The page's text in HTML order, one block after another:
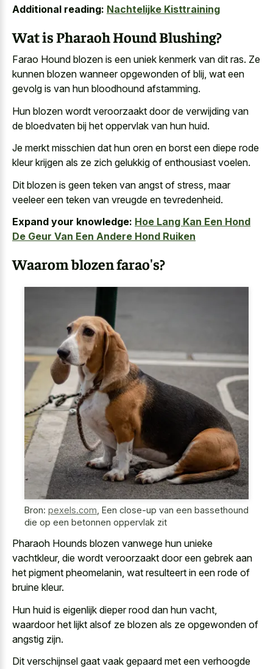
Additional reading: Nachtelijke Kisttraining
Wat is Pharaoh Hound Blushing?
Farao Hound blozen is een uniek kenmerk van dit ras. Ze
kunnen blozen wanneer opgewonden of blij, wat een
gevolg is van hun bloodhound afstamming.
Hun blozen wordt veroorzaakt door de verwijding van
de bloedvaten bij het oppervlak van hun huid.
Je merkt misschien dat hun oren en borst een diepe rode
kleur krijgen als ze zich gelukkig of enthousiast voelen.
Dit blozen is geen teken van angst of stress, maar
veeleer een teken van vreugde en tevredenheid.
Expand your knowledge: Hoe Lang Kan Een Hond
De Geur Van Een Andere Hond Ruiken
Waarom blozen farao's?
Bron: pexels.com Een close-up van een bassethound
die op een betonnen oppervlak zit
Pharaoh Hounds blozen vanwege hun unieke
vachtkleur, die wordt veroorzaakt door een gebrek aan
het pigment pheomelanin, wat resulteert in een rode of
bruine kleur.
Hun huid is eigenlijk dieper rood dan hun vacht,
waardoor het lijkt alsof ze blozen als ze opgewonden of
angstig zijn.
Dit verschijnsel gaat vaak gepaard met een verhoogde